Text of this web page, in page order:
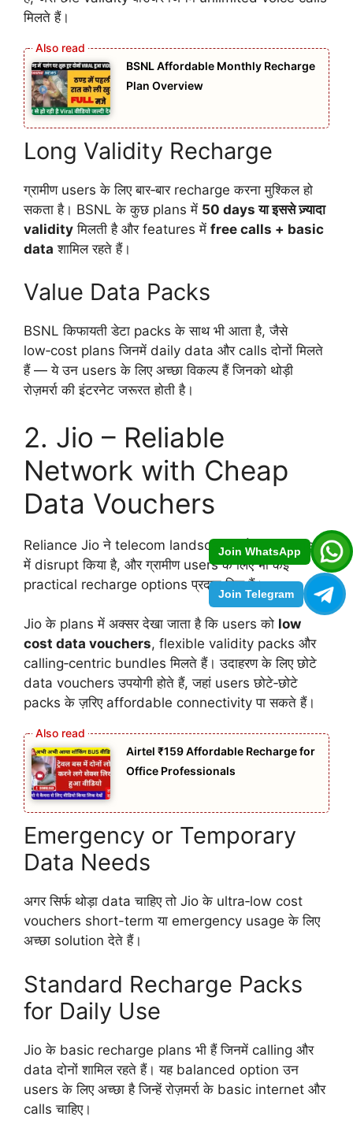
Join WhatsApp
Join Telegram
मिलते हैं।
BSNL Affordable Monthly Recharge
Plan Overview
Long Validity Recharge
ग्रामीण users के लिए बार‑बार recharge करना मुश्किल हो
सकता है। BSNL के कुछ plans में 50 days या इससे ज़्यादा
validity मिलती है और features में free calls + basic
data शामिल रहते हैं।
Value Data Packs
BSNL किफायती डेटा packs के साथ भी आता है, जैसे
low‑cost plans जिनमें daily data और calls दोनों मिलते
हैं — ये उन users के लिए अच्छा विकल्प हैं जिनको थोड़ी
रोज़मर्रा की इंटरनेट जरूरत होती है।
2. Jio – Reliable
Network with Cheap
Data Vouchers
Reliance Jio ने telecom landscape को हर segment
में disrupt किया है, और ग्रामीण users के लिए भी कई
practical recharge options प्रदान किए हैं।
Jio के plans में अक्सर देखा जाता है कि users को low
cost data vouchers, flexible validity packs और
calling‑centric bundles मिलते हैं। उदाहरण के लिए छोटे
data vouchers उपयोगी होते हैं, जहां users छोटे‑छोटे
packs के ज़रिए affordable connectivity पा सकते हैं।
Airtel ₹159 Affordable Recharge for
Office Professionals
Emergency or Temporary
Data Needs
अगर सिर्फ थोड़ा data चाहिए तो Jio के ultra‑low cost
vouchers short-term या emergency usage के लिए
अच्छा solution देते हैं।
Standard Recharge Packs
for Daily Use
Jio के basic recharge plans भी हैं जिनमें calling और
data दोनों शामिल रहते हैं। यह balanced option उन
users के लिए अच्छा है जिन्हें रोज़मर्रा के basic internet और
calls चाहिए।